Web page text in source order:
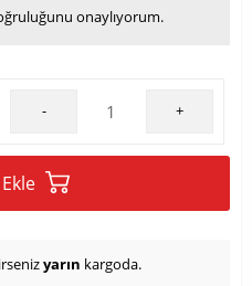
onaylıyorum.
- +
yarın kargoda.